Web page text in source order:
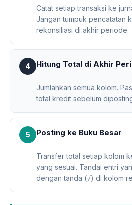
Catat setiap transaksi ke
Jangan tumpuk pencatatan
rekonsiliasi di akhir periode.
4 Hitung Total di Akhir
Jumlahkan semua kolom.
total kredit sebelum
5 Posting ke Buku Besar
Transfer total setiap kolom
yang sesuai. Tandai entri
dengan tanda (√) di kolom